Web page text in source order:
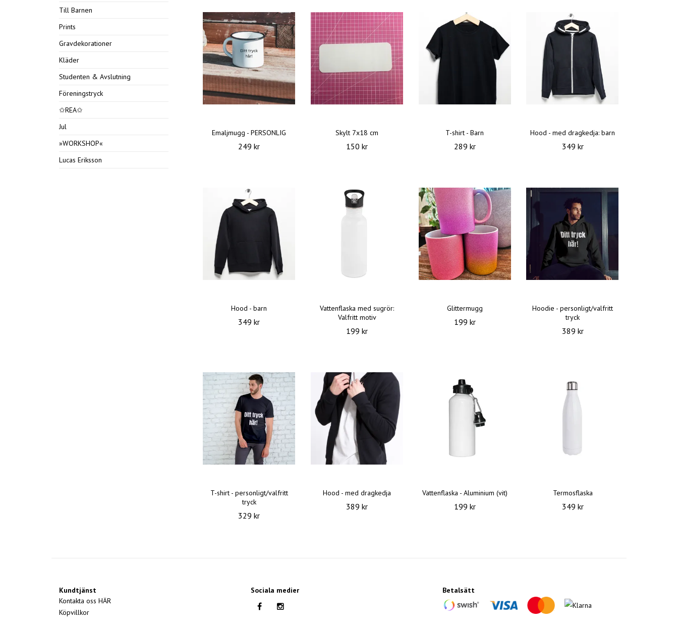
Till Barnen
Prints
Gravdekorationer
Kläder
Studenten & Avslutning
Föreningstryck
✩REA✩
Jul
»WORKSHOP«
Lucas Eriksson
Emaljmugg - PERSONLIG
249 kr
Skylt 7x18 cm
150 kr
T-shirt - Barn
289 kr
Hood - med dragkedja: barn
349 kr
Hood - barn
349 kr
Vattenflaska med sugrör:
Valfritt motiv
199 kr
Glittermugg
199 kr
Hoodie - personligt/valfritt
tryck
389 kr
T-shirt - personligt/valfritt
tryck
329 kr
Hood - med dragkedja
389 kr
Vattenflaska - Aluminium (vit)
199 kr
Termosflaska
349 kr
Kundtjänst
Kontakta oss HÄR
Köpvillkor
Sociala medier Betalsätt